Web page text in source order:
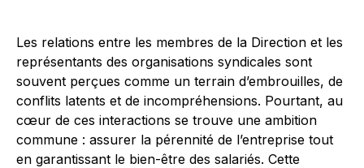
Les relations entre les membres de la Direction et les
représentants des organisations syndicales sont
souvent perçues comme un terrain d’embrouilles, de
conflits latents et de incompréhensions. Pourtant, au
cœur de ces interactions se trouve une ambition
commune : assurer la pérennité de l’entreprise tout
en garantissant le bien-être des salariés. Cette